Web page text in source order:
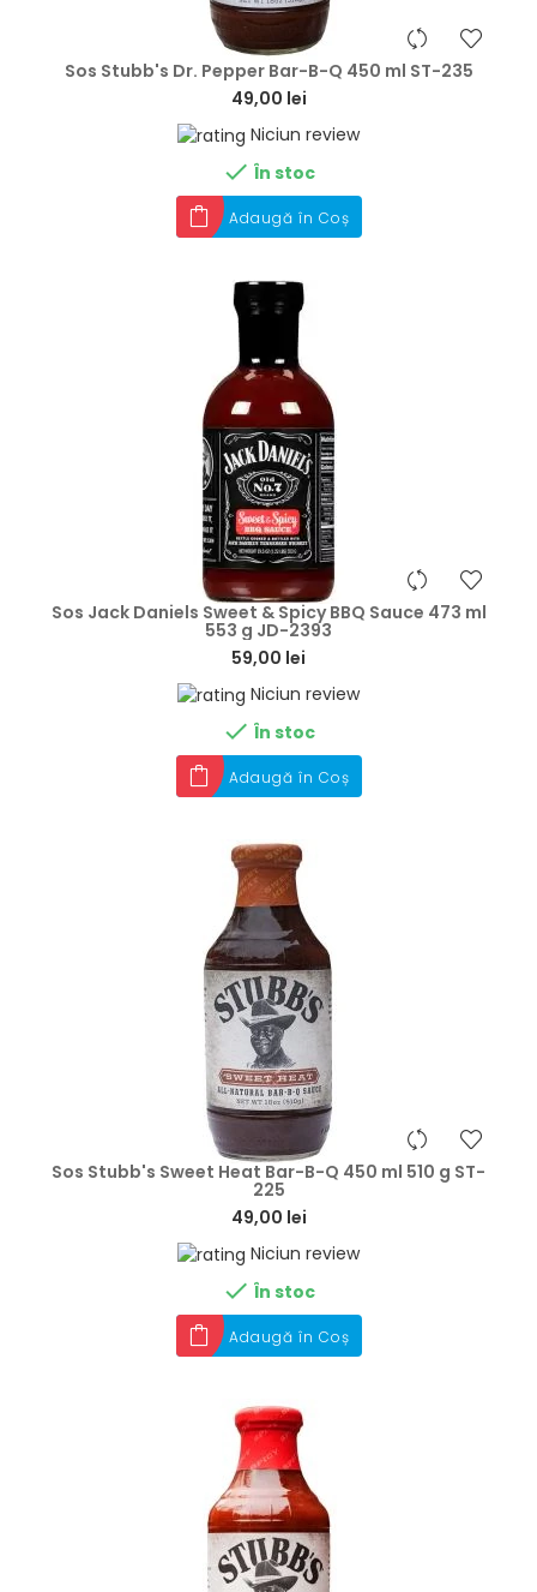
Sos Stubb's Dr. Pepper Bar-B-Q 450 ml ST-235
49,00 lei
Niciun review
 În stoc
Adaugă în Coș
Sos Jack Daniels Sweet & Spicy BBQ Sauce 473 ml
553 g JD-2393
59,00 lei
Niciun review
 În stoc
Adaugă în Coș
Sos Stubb's Sweet Heat Bar-B-Q 450 ml 510 g ST-
225
49,00 lei
Niciun review
 În stoc
Adaugă în Coș